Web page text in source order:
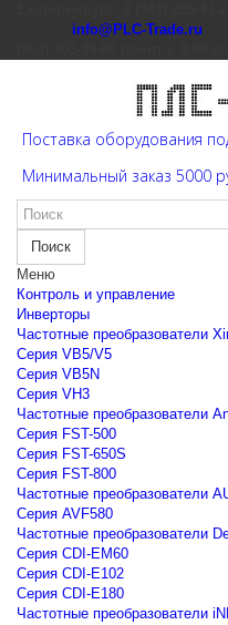
info@PLC-Trade.ru
Поставка оборудования
Минимальный заказ 5000
Поиск
Меню
Контроль и управление
Инверторы
Частотные преобразователи
Cерия VB5/V5
Cерия VB5N
Cерия VH3
Частотные преобразователи
Серия FST-500
Серия FST-650S
Серия FST-800
Частотные преобразователи
Серия AVF580
Частотные преобразователи
Серия CDI-EM60
Серия CDI-E102
Серия CDI-E180
Частотные преобразователи